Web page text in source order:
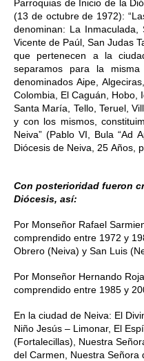
Parroquias de Inicio de la
(13 de octubre de 1972):
denominan: La
Vicente de Paúl, San Judas
que pertenecen a la
separamos para la
denominados Aipe,
Colombia, El Caguán, Hobo,
Santa María, Tello, Teruel,
y con los mismos,
Neiva” (Pablo VI, Bula “Ad
Diócesis de Neiva, 25 Años,
Con posterioridad fueron
Por Monseñor Rafael
comprendido entre 1972 y
Obrero (Neiva) y San Luis
Por Monseñor Hernando
En la ciudad de Neiva: El
Niño Jesús – Limonar, El
(Fortalecillas), Nuestra
del Carmen, Nuestra Señora